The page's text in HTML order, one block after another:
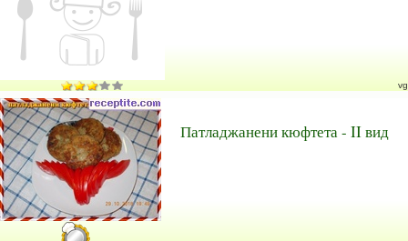
vg
Патладжанени кюфтета - II вид